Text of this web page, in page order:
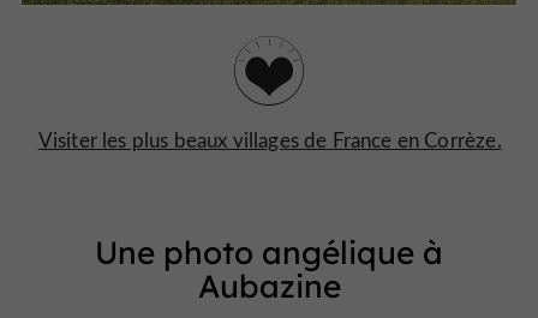
Visiter les plus beaux villages de France en Corrèze.
Une photo angélique à
Aubazine